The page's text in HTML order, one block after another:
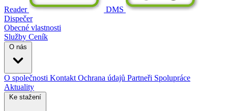
Reader
DMS
Dispečer
Obecné vlastnosti
Služby Ceník
O nás
O společnosti Kontakt Ochrana údajů Partneři Spolupráce
Aktuality
Ke stažení